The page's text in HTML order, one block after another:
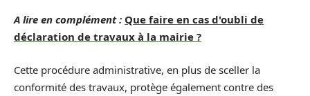
A lire en complément : Que faire en cas d'oubli de
déclaration de travaux à la mairie ?
Cette procédure administrative, en plus de sceller la
conformité des travaux, protège également contre des